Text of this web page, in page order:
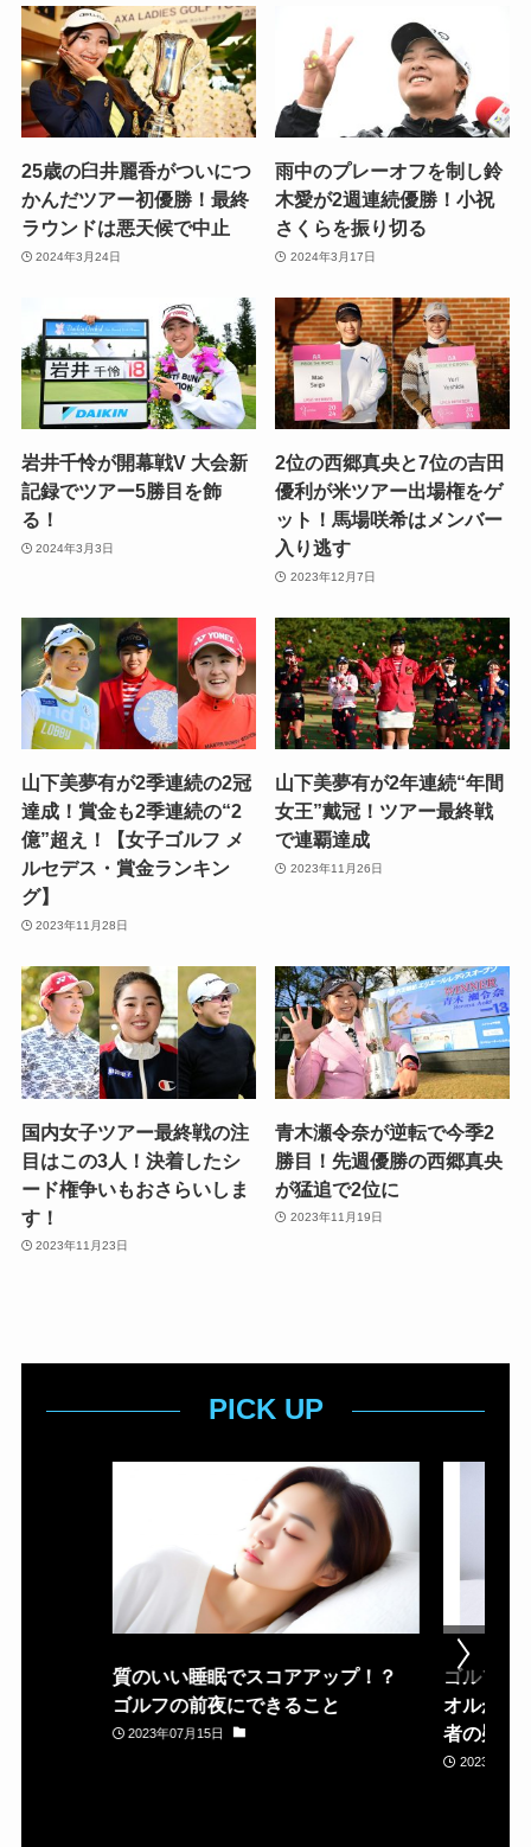
25歳の臼井麗香がついにつ
かんだツアー初優勝！最終
ラウンドは悪天候で中止
2024年3月24日
雨中のプレーオフを制し鈴
木愛が2週連続優勝！小祝
さくらを振り切る
2024年3月17日
岩井千怜が開幕戦V 大会新
記録でツアー5勝目を飾
る！
2024年3月3日
2位の西郷真央と7位の吉田
優利が米ツアー出場権をゲ
ット！馬場咲希はメンバー
入り逃す
2023年12月7日
山下美夢有が2季連続の2冠
達成！賞金も2季連続の“2
億”超え！【女子ゴルフ メ
ルセデス・賞金ランキン
グ】
2023年11月28日
山下美夢有が2年連続“年間
女王”戴冠！ツアー最終戦
で連覇達成
2023年11月26日
国内女子ツアー最終戦の注
目はこの3人！決着したシ
ード権争いもおさらいしま
す！
2023年11月23日
青木瀬令奈が逆転で今季2
勝目！先週優勝の西郷真央
が猛追で2位に
2023年11月19日
PICK UP
質のいい睡眠でスコアアップ！？
ゴルフの前夜にできること
2023年07月15日
ゴルフ場
オルが置
者の疑問
2023年05月